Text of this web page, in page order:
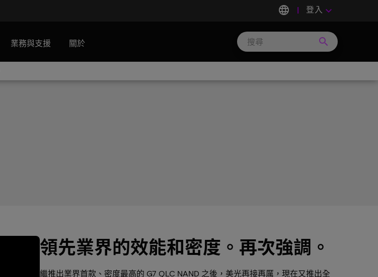
language 登入 keyboard_arrow_down
業務與支援 關於 search
領先業界的效能和密度。再次強調。
繼推出業界首款、密度最高的 G7 QLC NAND 之後，美光再接再厲，現在又推出全